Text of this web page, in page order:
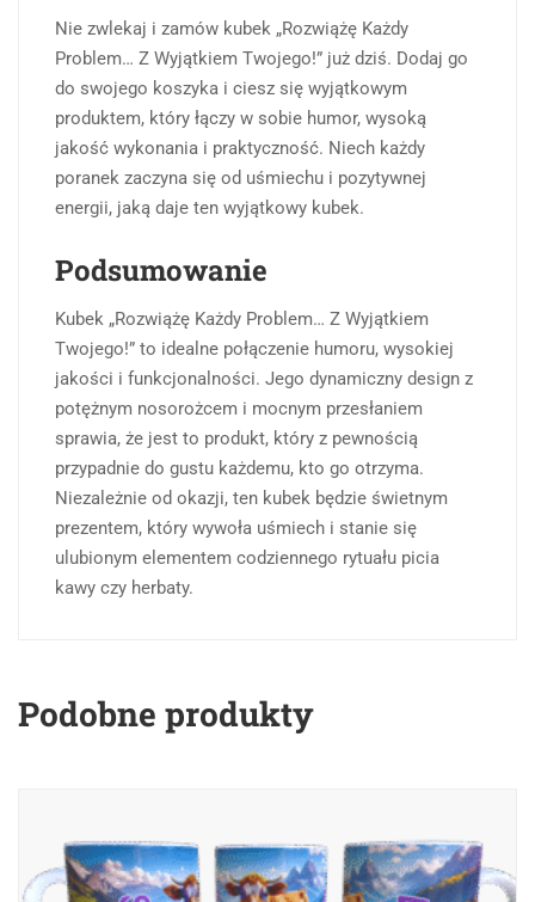
Nie zwlekaj i zamów kubek „Rozwiążę Każdy
Problem… Z Wyjątkiem Twojego!” już dziś. Dodaj go
do swojego koszyka i ciesz się wyjątkowym
produktem, który łączy w sobie humor, wysoką
jakość wykonania i praktyczność. Niech każdy
poranek zaczyna się od uśmiechu i pozytywnej
energii, jaką daje ten wyjątkowy kubek.
Podsumowanie
Kubek „Rozwiążę Każdy Problem… Z Wyjątkiem
Twojego!” to idealne połączenie humoru, wysokiej
jakości i funkcjonalności. Jego dynamiczny design z
potężnym nosorożcem i mocnym przesłaniem
sprawia, że jest to produkt, który z pewnością
przypadnie do gustu każdemu, kto go otrzyma.
Niezależnie od okazji, ten kubek będzie świetnym
prezentem, który wywoła uśmiech i stanie się
ulubionym elementem codziennego rytuału picia
kawy czy herbaty.
Podobne produkty